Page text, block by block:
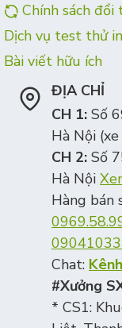
Chính sách đổi
Dịch vụ test thử
Bài viết hữu ích
ĐỊA CHỈ
CH 1: Số
Hà Nội
CH 2: Số
Hà Nội
Hàng bán
Chat:
#Xưởng
* CS1: